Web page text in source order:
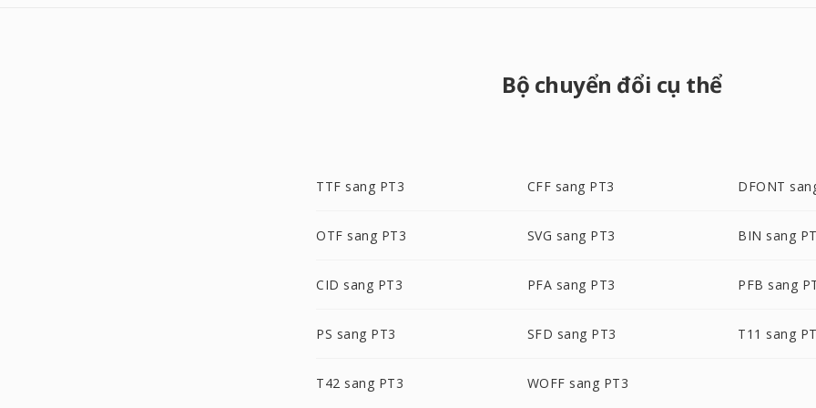
Bộ chuyển đổi cụ thể
TTF sang PT3 CFF sang PT3 DFONT
OTF sang PT3 SVG sang PT3 BIN sang
CID sang PT3 PFA sang PT3 PFB sang
PS sang PT3 SFD sang PT3 T11 sang
T42 sang PT3 WOFF sang PT3